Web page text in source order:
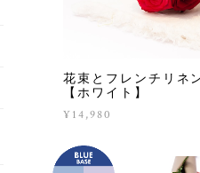
花束とフレンチリネ
【ホワイト】
¥14,980